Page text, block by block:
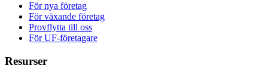
För nya företag
För växande företag
Provflytta till oss
För UF-företagare
Resurser